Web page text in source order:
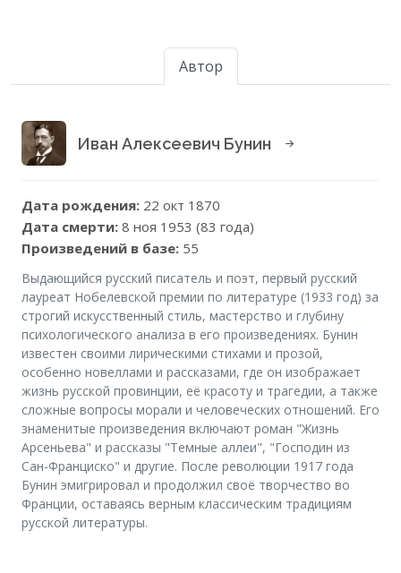
Автор
Иван Алексеевич Бунин
Дата рождения: 22 окт 1870
Дата смерти: 8 ноя 1953 (83 года)
Произведений в базе: 55
Выдающийся русский писатель и поэт, первый русский
лауреат Нобелевской премии по литературе (1933 год) за
строгий искусственный стиль, мастерство и глубину
психологического анализа в его произведениях. Бунин
известен своими лирическими стихами и прозой,
особенно новеллами и рассказами, где он изображает
жизнь русской провинции, её красоту и трагедии, а также
сложные вопросы морали и человеческих отношений. Его
знаменитые произведения включают роман "Жизнь
Арсеньева" и рассказы "Темные аллеи", "Господин из
Сан-Франциско" и другие. После революции 1917 года
Бунин эмигрировал и продолжил своё творчество во
Франции, оставаясь верным классическим традициям
русской литературы.